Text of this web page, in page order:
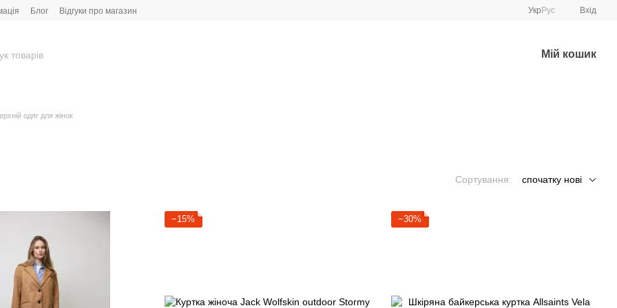
Блог Відгуки про магазин Укр Рус Вхід
Мій кошик
одяг для жінок
Сортування: спочатку нові
−15% −30%